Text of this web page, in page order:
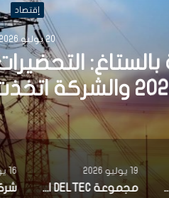
إقتصاد
20 يوليو 2026
أكتوبر 2025 والشركة اتخذت كل التدابير الممكنة
19 يوليو 2026
مجموعة DELTEC الألمانية المتخصصة في الصناعات الإلكترونية تعلن اختيار تونس لإقامة أول موقع إنتاج لها خارج ألمانيا
16 يوليو 2026